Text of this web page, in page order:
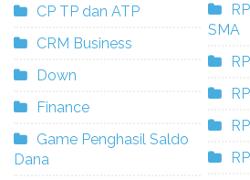
CP TP dan ATP
CRM Business
Down
Finance
Game Penghasil Saldo
Dana
SMA